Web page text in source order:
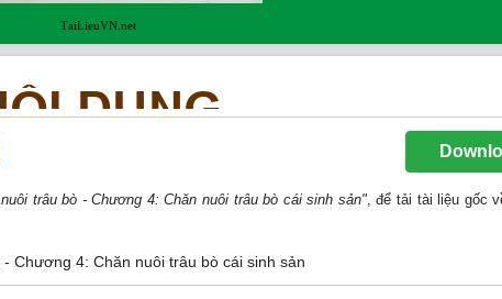
trâu bò - Chương 4: Chăn nuôi trâu bò cái sinh sản", để tải tài liệu gốc
Chương 4: Chăn nuôi trâu bò cái sinh sản